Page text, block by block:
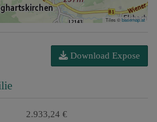
Tiles ©basemap.at
Download Expose
2.933,24 €